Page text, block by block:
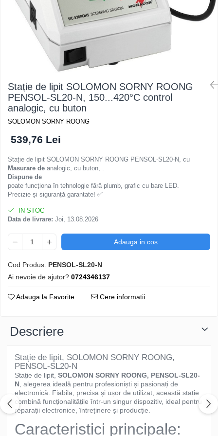
Stație de lipit SOLOMON SORNY ROONG
PENSOL-SL20-N, 150...420°C control
analogic, cu buton
SOLOMON SORNY ROONG
539,76 Lei
Stație de lipit SOLOMON SORNY ROONG PENSOL-SL20-N, cu
Masurare de analogic, cu buton, .
Dispune de
poate funcționa în tehnologie fără plumb, grafic cu bare LED.
Precizie și siguranță garantate! ✅
IN STOC
Data de livrare: Joi, 13.08.2026
Adauga in cos
Cod Produs: PENSOL-SL20-N
Ai nevoie de ajutor? 0724346137
Adauga la Favorite Cere informatii
Descriere
Stație de lipit, SOLOMON SORNY ROONG,
PENSOL-SL20-N
Stație de lipit, SOLOMON SORNY ROONG, PENSOL-SL20-
N , alegerea ideală pentru profesioniști și pasionați de
electronică. Fiabila, precisa și ușor de utilizat, această stație
combină funcționalitățile într-un singur dispozitiv, ideal pentru
reparații electronice, întreținere și producție.
Caracteristici principale: